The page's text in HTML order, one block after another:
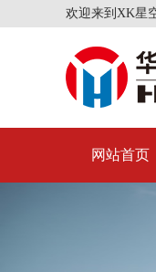
欢迎来到XK星
网站首页